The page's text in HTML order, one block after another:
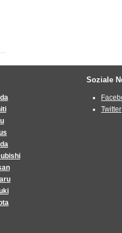
Soziale
Twitter